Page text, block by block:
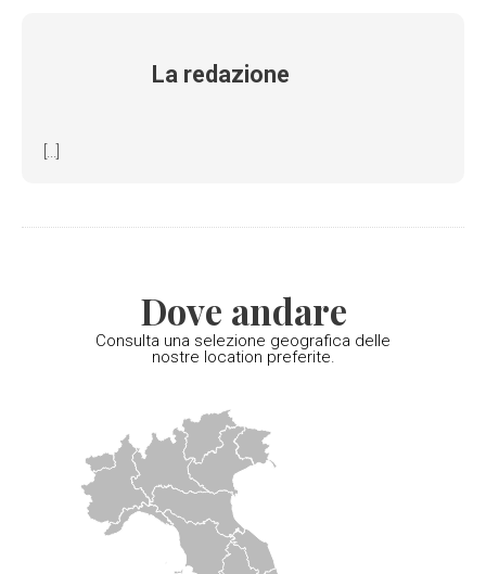
La redazione
[...]
Dove andare
Consulta una selezione geografica delle
nostre location preferite.